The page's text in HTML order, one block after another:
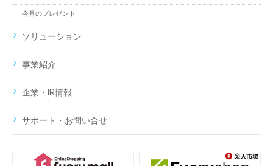
今月のプレゼント
ソリューション
事業紹介
企業・IR情報
サポート・お問い合せ